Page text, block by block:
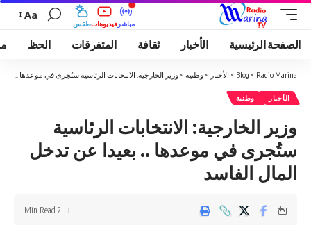
طقسفيديوهات مباشر
Aa
الصفحة الرئيسية الأخبار ثقافة المتفرقات الحظ
Radio Marina
>
Blog
> الأخبار > وطنية > وزير الخارجية: الانتخابات الرئاسية ستُجرى في موعدها ..
الأخبار وطنية
وزير الخارجية: الانتخابات الرئاسية
ستُجرى في موعدها .. بعيدا عن تدخل
المال الفاسد
2 Min Read